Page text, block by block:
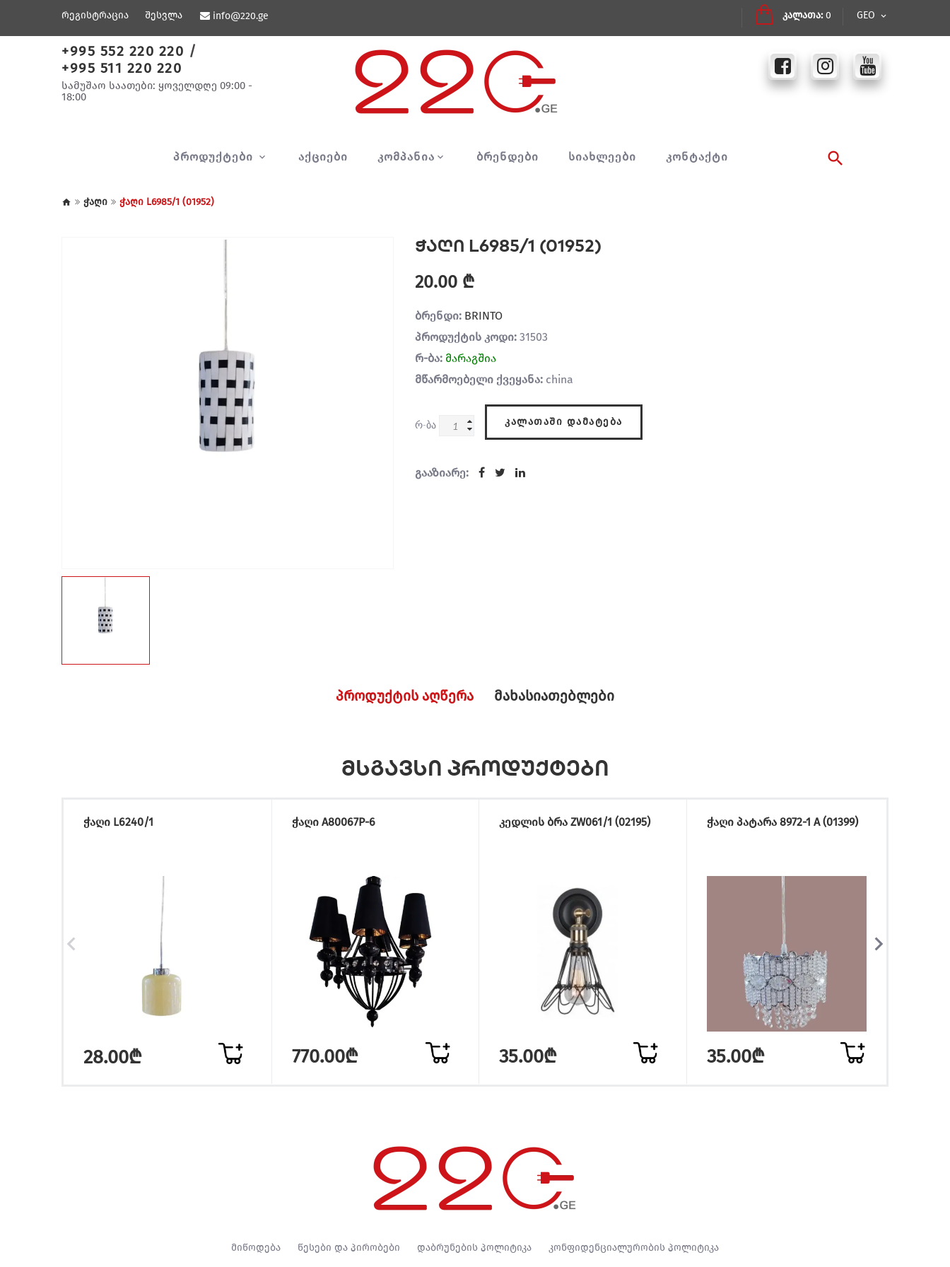
რეგისტრაცია შესვლა GEO
კალათა: 0
info@220.ge
+995 552 220 220 /
+995 511 220 220
სამუშაო საათები: ყოველდღე 09:00 -
18:00
ᲞᲠᲝᲓᲣᲥᲢᲔᲑᲘ ᲐᲥᲪᲘᲔᲑᲘ ᲙᲝᲛᲞᲐᲜᲘᲐ ᲑᲠᲔᲜᲓᲔᲑᲘ ᲡᲘᲐᲮᲚᲔᲔᲑᲘ ᲙᲝᲜᲢᲐᲥᲢᲘ
ჭაღი ჭაღი L6985/1 (01952)
ჭაღი L6985/1 (01952)
20.00 ₾
ბრენდი: BRINTO
პროდუქტის კოდი: 31503
რ-ბა: მარაგშია
მწარმოებელი ქვეყანა: china
რ-ბა ᲙᲐᲚᲐᲗᲐᲨᲘ ᲓᲐᲛᲐᲢᲔᲑᲐ
გააზიარე:
პროდუქტის აღწერა მახასიათებლები
მსგავსი პროდუქტები
ჭაღი L6240/1
28.00₾
ჭაღი A80067P-6
770.00₾
კედლის ბრა ZW061/1 (02195)
35.00₾
ჭაღი პატარა 8972-1 A (01399)
35.00₾
მიწოდება წესები და პირობები დაბრუნების პოლიტიკა კონფიდენციალურობის პოლიტიკა